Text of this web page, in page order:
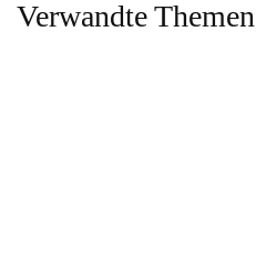
Verwandte Themen